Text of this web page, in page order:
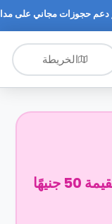
دعم حجوزات مجاني على مدار
الخريطة
قسيمة استرداد نقدي حصرية بقيمة 50 جنيهًا